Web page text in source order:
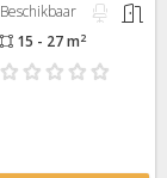
Beschikbaar
15 - 27 m2